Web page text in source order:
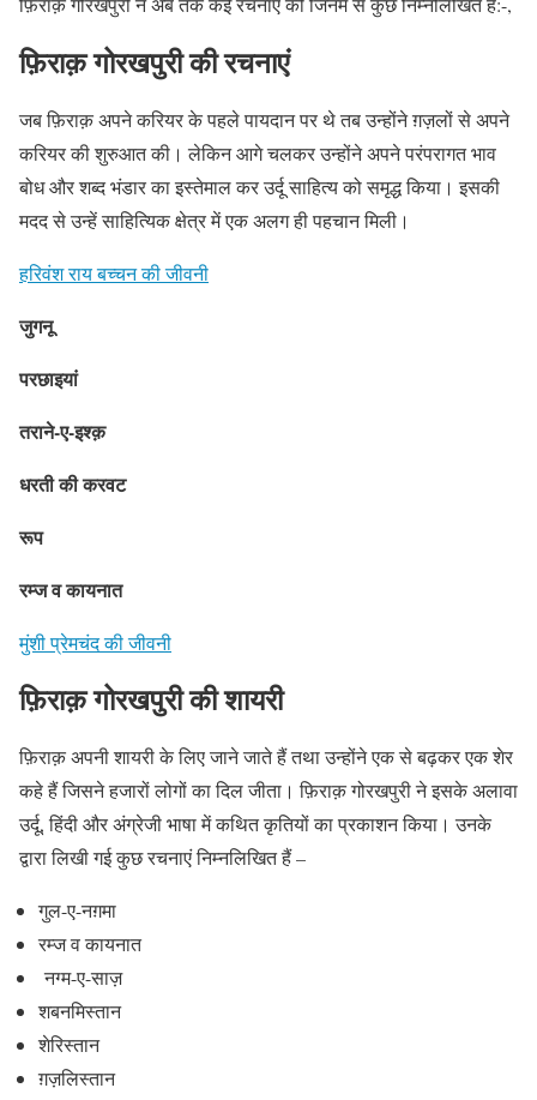
फ़िराक़गोरखपुरीकी रचनाएं
जब फ़िराक़ अपने करियर के पहले पायदान पर थे तब उन्होंने ग़ज़लों से अपने
करियर की शुरुआत की। लेकिन आगे चलकर उन्होंने अपने परंपरागत भाव
बोध और शब्द भंडार का इस्तेमाल कर उर्दू साहित्य को समृद्ध किया। इसकी
मदद से उन्हें साहित्यिक क्षेत्र में एक अलग ही पहचान मिली।
हरिवंश राय बच्चन की जीवनी
जुगनू
परछाइयां
तराने-ए-इश्क़
धरती की करवट
रूप
रम्ज व कायनात
मुंशी प्रेमचंद की जीवनी
फ़िराक़गोरखपुरीकी शायरी
फ़िराक़ अपनी शायरी के लिए जाने जाते हैं तथा उन्होंने एक से बढ़कर एक शेर
कहे हैं जिसने हजारों लोगों का दिल जीता। फ़िराक़ गोरखपुरी ने इसके अलावा
उर्दू, हिंदी और अंग्रेजी भाषा में कथित कृतियों का प्रकाशन किया। उनके
द्वारा लिखी गई कुछ रचनाएं निम्नलिखित हैं –
गुल-ए-नग़मा
रम्ज व कायनात
नग्म-ए-साज़
शबनमिस्तान
शेरिस्तान
ग़ज़लिस्तान